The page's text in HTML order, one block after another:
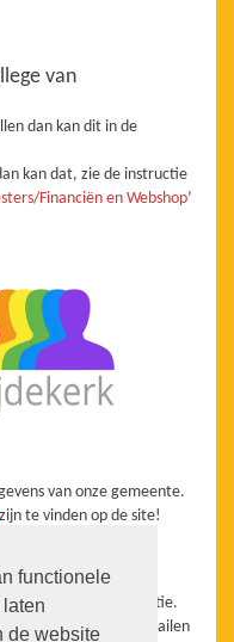
functionele
de website
van
dan kan dit in de
kan dat, zie de instructie
Financiën en Webshop’
van onze gemeente.
zijn te vinden op de site!
Communicatie.
heeft kunt u ons mailen